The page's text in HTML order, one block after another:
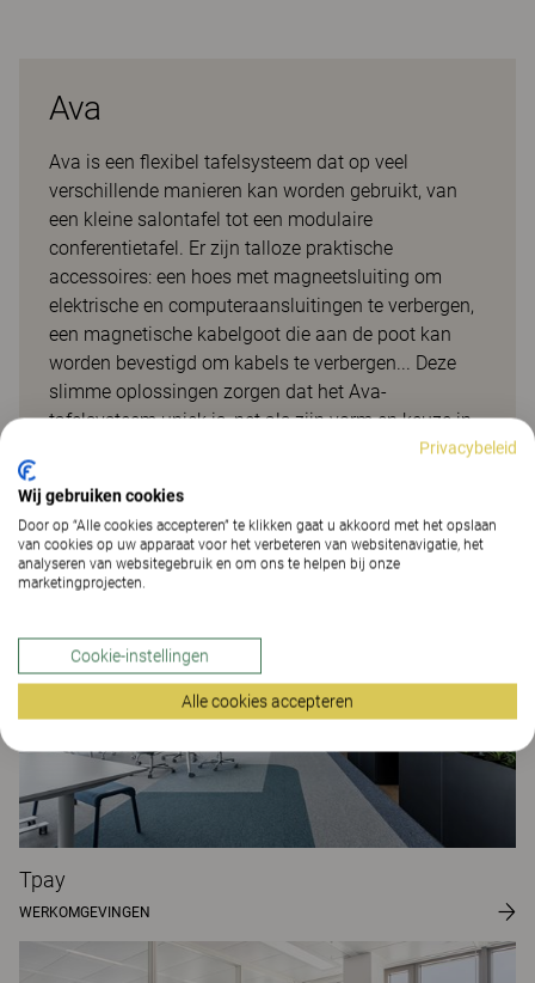
Ava
Ava is een flexibel tafelsysteem dat op veel
verschillende manieren kan worden gebruikt, van
een kleine salontafel tot een modulaire
conferentietafel. Er zijn talloze praktische
accessoires: een hoes met magneetsluiting om
elektrische en computeraansluitingen te verbergen,
een magnetische kabelgoot die aan de poot kan
worden bevestigd om kabels te verbergen... Deze
slimme oplossingen zorgen dat het Ava-
tafelsysteem uniek is, net als zijn vorm en keuze in
materialen. Ava heeft de Zweedse prijs 'Design S'
Projecten
Tpay
WERKOMGEVINGEN
Privacybeleid
Wij gebruiken cookies
Door op “Alle cookies accepteren” te klikken gaat u akkoord met het opslaan
van cookies op uw apparaat voor het verbeteren van websitenavigatie, het
analyseren van websitegebruik en om ons te helpen bij onze
marketingprojecten.
Cookie-instellingen
Alle cookies accepteren